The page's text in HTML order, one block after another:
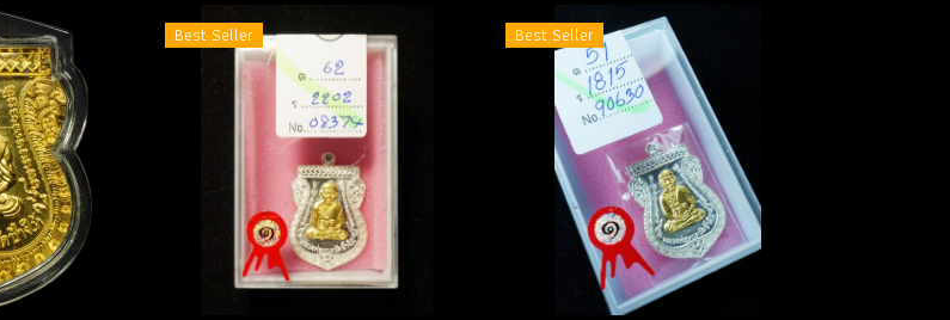
Best Seller Best Seller